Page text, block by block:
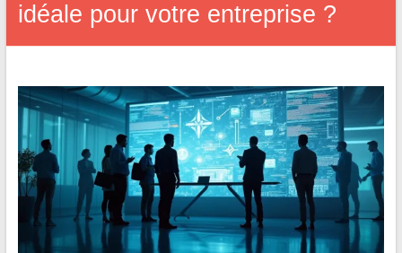
idéale pour votre entreprise ?